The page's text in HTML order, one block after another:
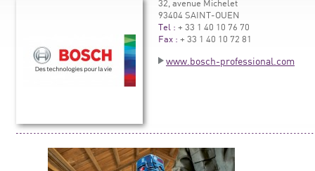
32, avenue Michelet
93404 SAINT-OUEN
Tel : + 33 1 40 10 76 70
Fax : + 33 1 40 10 72 81
www.bosch-professional.com